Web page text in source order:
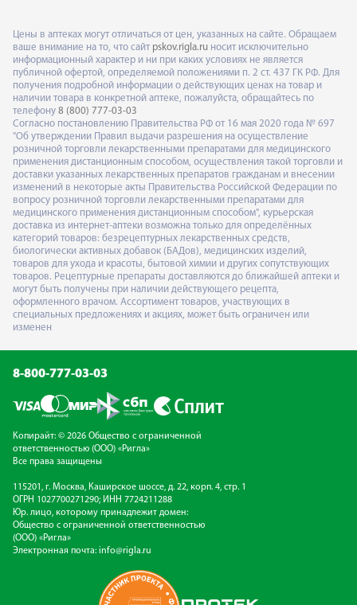
Цены в аптеках могут отличаться от цен, указанных на сайте. Обращаем
ваше внимание на то, что сайт pskov.rigla.ru носит исключительно
информационный характер и ни при каких условиях не является
публичной офертой, определяемой положениями п. 2 ст. 437 ГК РФ. Для
получения подробной информации о действующих ценах на товар и
наличии товара в конкретной аптеке, пожалуйста, обращайтесь по
телефону 8 (800) 777-03-03
Согласно постановлению Правительства РФ от 16 мая 2020 года № 697
"Об утверждении Правил выдачи разрешения на осуществление
розничной торговли лекарственными препаратами для медицинского
применения дистанционным способом, осуществления такой торговли и
доставки указанных лекарственных препаратов гражданам и внесении
изменений в некоторые акты Правительства Российской Федерации по
вопросу розничной торговли лекарственными препаратами для
медицинского применения дистанционным способом", курьерская
доставка из интернет-аптеки возможна только для определённых
категорий товаров: безрецептурных лекарственных средств,
биологически активных добавок (БАДов), медицинских изделий,
товаров для ухода и красоты, бытовой химии и других сопутствующих
товаров. Рецептурные препараты доставляются до ближайшей аптеки и
могут быть получены при наличии действующего рецепта,
оформленного врачом. Ассортимент товаров, участвующих в
специальных предложениях и акциях, может быть ограничен или
изменен
8-800-777-03-03
Копирайт: © 2026 Общество с ограниченной
ответственностью (ООО) «Ригла»
Все права защищены
115201, г. Москва, Каширское шоссе, д. 22, корп. 4, стр. 1
ОГРН 1027700271290; ИНН 7724211288
Юр. лицо, которому принадлежит домен:
Общество с ограниченной ответственностью
(ООО) «Ригла»
Электронная почта: info@rigla.ru